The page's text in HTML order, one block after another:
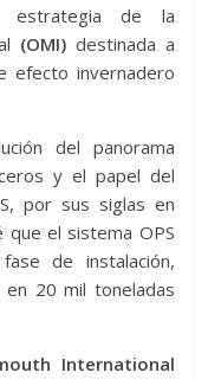
estrategia de la
(OMI)destinada a
efecto invernadero
del panorama
y el papel del
por sus siglas en
que el sistema OPS
de instalación,
en 20 mil toneladas
International